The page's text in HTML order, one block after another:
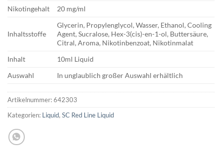
Nikotingehalt
20 mg/ml
Inhaltsstoffe
Glycerin, Propylenglycol, Wasser, Ethanol, Cooling
Agent, Sucralose, Hex-3(cis)-en-1-ol, Buttersäure,
Citral, Aroma, Nikotinbenzoat, Nikotinmalat
Inhalt
10ml Liquid
Auswahl
In unglaublich großer Auswahl erhältlich
Artikelnummer:642303
Kategorien: Liquid, SC Red Line Liquid